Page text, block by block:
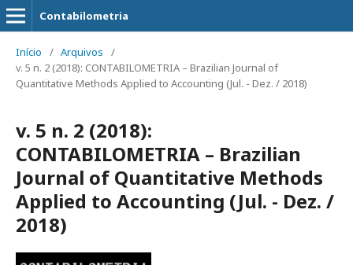
Contabilometria
Início / Arquivos
/
v. 5 n. 2 (2018): CONTABILOMETRIA – Brazilian Journal of
Quantitative Methods Applied to Accounting (Jul. - Dez. / 2018)
v. 5 n. 2 (2018):
CONTABILOMETRIA – Brazilian
Journal of Quantitative Methods
Applied to Accounting (Jul. - Dez. /
2018)